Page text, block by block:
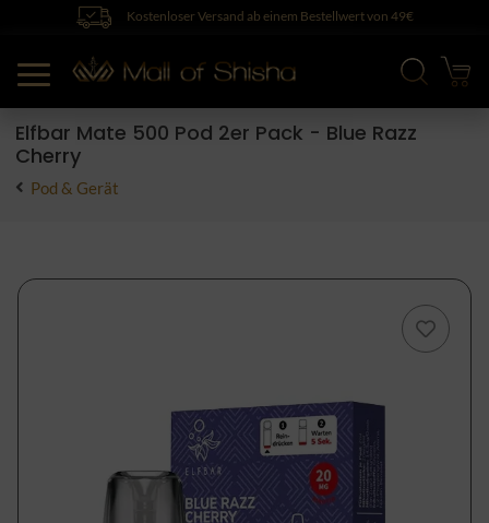
Kostenloser Versand ab einem Bestellwert von 49€
Elfbar Mate 500 Pod 2er Pack - Blue Razz
Cherry
Pod & Gerät